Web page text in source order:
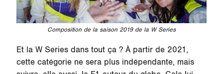
Composition de la saison 2019 de la W Series
Et la W Series dans tout ça ? À partir de 2021,
cette catégorie ne sera plus indépendante, mais